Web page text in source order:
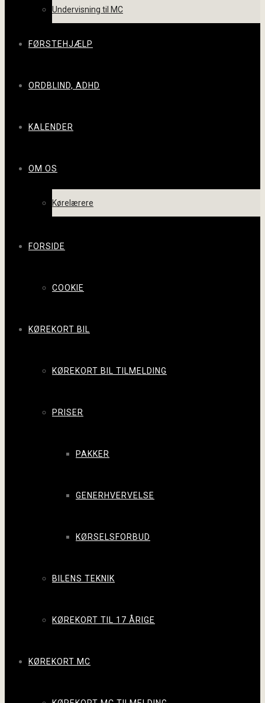
Undervisning til MC
FØRSTEHJÆLP
ORDBLIND, ADHD
KALENDER
OM OS
Kørelærere
FORSIDE
COOKIE
KØREKORT BIL
KØREKORT BIL TILMELDING
PRISER
PAKKER
GENERHVERVELSE
KØRSELSFORBUD
BILENS TEKNIK
KØREKORT TIL 17 ÅRIGE
KØREKORT MC